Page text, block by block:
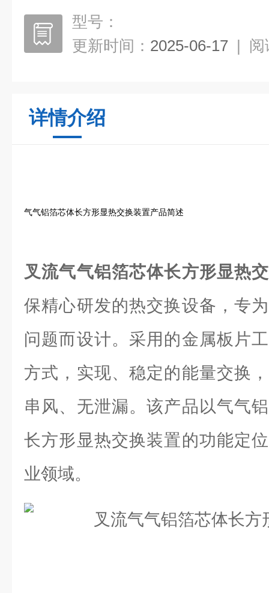
型号：
更新时间： 2025-06-17 | 阅
详情介绍
气气铝箔芯体长方形显热交换装置产品简述
叉流气气铝箔芯体长方形显热
保精心研发的热交换设备，专
问题而设计。采用的金属板片
方式，实现、稳定的能量交换
串风、无泄漏。该产品以气气
长方形显热交换装置的功能定
业领域。